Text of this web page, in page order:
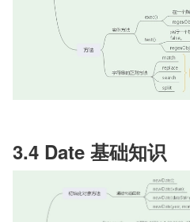
3.4 Date 基础知识